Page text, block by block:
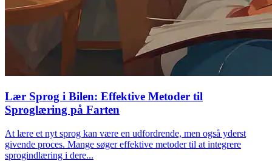
Lær Sprog i Bilen: Effektive Metoder til
Sproglæring på Farten
At lære et nyt sprog kan være en udfordrende, men også yderst
givende proces. Mange søger effektive metoder til at integrere
sprogindlæring i dere...